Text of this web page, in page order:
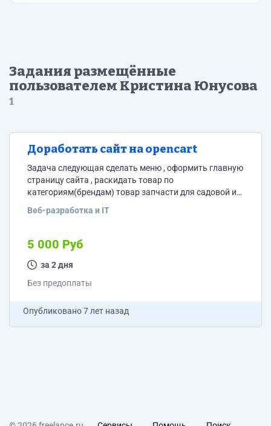
Задания размещённые
пользователем Кристина Юнусова
1
Доработать сайт на opencart
Задача следующая сделать меню , оформить главную
страницу сайта , раскидать товар по
категориям(брендам) товар запчасти для садовой и
исполнителю.
Веб-разработка и IT
5 000 Руб
за 2 дня
Без предоплаты
Опубликовано7 лет назад